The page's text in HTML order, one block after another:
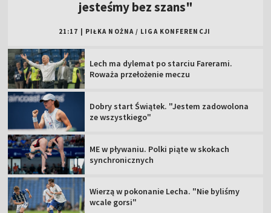
jesteśmy bez szans"
21:17 PIŁKA NOŻNA / LIGA KONFERENCJI
Lech ma dylemat po starciu Farerami.
Roważa przełożenie meczu
Dobry start Świątek. "Jestem zadowolona
ze wszystkiego"
ME w pływaniu. Polki piąte w skokach
synchronicznych
Wierzą w pokonanie Lecha. "Nie byliśmy
wcale gorsi"